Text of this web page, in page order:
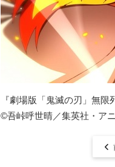
『劇場版「鬼滅の刃」無限
©吾峠呼世晴／集英社・ア